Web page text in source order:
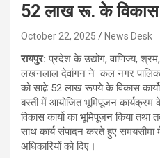
52 लाख रू. के विकास
October 22, 2025 News Desk
रायपुर:प्रदेश के उद्योग, वाणिज्य,
लखनलाल देवांगन ने कल नगर पालिक
को साढे़ 52 लाख रूपये के विकास
बस्ती में आयोजित भूमिपूजन कार्यक्रम
विकास कार्यो का भूमिपूजन किया तथा
साथ कार्य संपादन करते हुए समयसीमा
अधिकारियों को दिए।